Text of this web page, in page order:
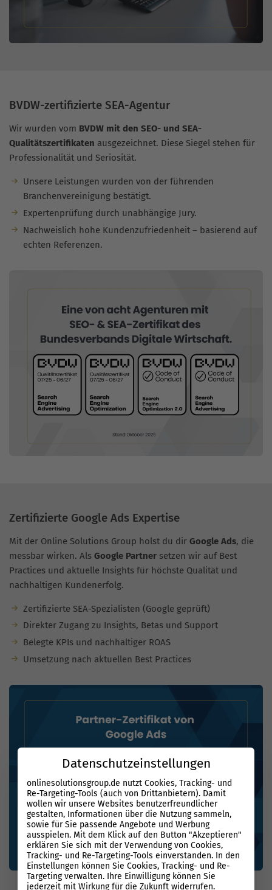
BVDW-zertifizierte SEA-Agentur
Wir wurden vom BVDW mit den SEO- und SEA-
Qualitätszertifikaten ausgezeichnet. Diese Siegel stehen für
Professionalität und Seriosität.
Unsere Leistungen wurden von der führenden
Branchenvereinigung bestätigt.
Expertenprüfung durch unabhängige Jury.
Nachweislich hohe Kundenzufriedenheit – basierend auf
echten Referenzen.
Zertifizierte Google Ads Expertise
Mit der Online Solutions Group holst du dir Google Ads, die
messbar wirken. Als Google Partner setzen wir auf Best
Practices und aktuelle Insights für höchste Qualität und
nachhaltigen Kundenerfolg.
Zertifizierte SEA-Spezialisten (Google geprüft)
Direkter Zugang zu Insights, Betas und Support
Belegte KPIs und nachhaltiger ROAS
Umsetzung nach aktuellen Best Practices
Datenschutzeinstellungen
onlinesolutionsgroup.de nutzt Cookies, Tracking- und
Re-Targeting-Tools (auch von Drittanbietern). Damit
wollen wir unsere Websites benutzerfreundlicher
gestalten, Informationen über die Nutzung sammeln,
sowie für Sie passende Angebote und Werbung
ausspielen. Mit dem Klick auf den Button "Akzeptieren"
erklären Sie sich mit der Verwendung von Cookies,
Tracking- und Re-Targeting-Tools einverstanden. In den
Einstellungen können Sie Cookies, Tracking- und Re-
Targeting verwalten. Ihre Einwilligung können Sie
jederzeit mit Wirkung für die Zukunft widerrufen.